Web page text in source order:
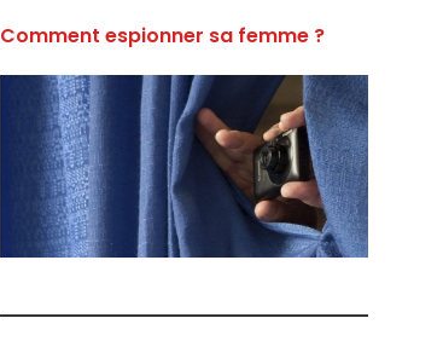
Comment espionner sa femme ?